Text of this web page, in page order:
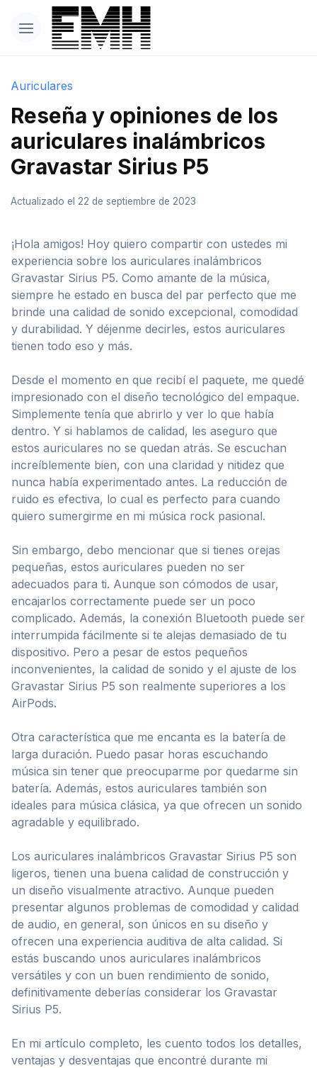
Auriculares
Reseña y opiniones de los
auriculares inalámbricos
Gravastar Sirius P5
Actualizado el 22 de septiembre de 2023
¡Hola amigos! Hoy quiero compartir con ustedes mi
experiencia sobre los auriculares inalámbricos
Gravastar Sirius P5. Como amante de la música,
siempre he estado en busca del par perfecto que me
brinde una calidad de sonido excepcional, comodidad
y durabilidad. Y déjenme decirles, estos auriculares
tienen todo eso y más.
Desde el momento en que recibí el paquete, me quedé
impresionado con el diseño tecnológico del empaque.
Simplemente tenía que abrirlo y ver lo que había
dentro. Y si hablamos de calidad, les aseguro que
estos auriculares no se quedan atrás. Se escuchan
increíblemente bien, con una claridad y nitidez que
nunca había experimentado antes. La reducción de
ruido es efectiva, lo cual es perfecto para cuando
quiero sumergirme en mi música rock pasional.
Sin embargo, debo mencionar que si tienes orejas
pequeñas, estos auriculares pueden no ser
adecuados para ti. Aunque son cómodos de usar,
encajarlos correctamente puede ser un poco
complicado. Además, la conexión Bluetooth puede ser
interrumpida fácilmente si te alejas demasiado de tu
dispositivo. Pero a pesar de estos pequeños
inconvenientes, la calidad de sonido y el ajuste de los
Gravastar Sirius P5 son realmente superiores a los
AirPods.
Otra característica que me encanta es la batería de
larga duración. Puedo pasar horas escuchando
música sin tener que preocuparme por quedarme sin
batería. Además, estos auriculares también son
ideales para música clásica, ya que ofrecen un sonido
agradable y equilibrado.
Los auriculares inalámbricos Gravastar Sirius P5 son
ligeros, tienen una buena calidad de construcción y
un diseño visualmente atractivo. Aunque pueden
presentar algunos problemas de comodidad y calidad
de audio, en general, son únicos en su diseño y
ofrecen una experiencia auditiva de alta calidad. Si
estás buscando unos auriculares inalámbricos
versátiles y con un buen rendimiento de sonido,
definitivamente deberías considerar los Gravastar
Sirius P5.
En mi artículo completo, les cuento todos los detalles,
ventajas y desventajas que encontré durante mi